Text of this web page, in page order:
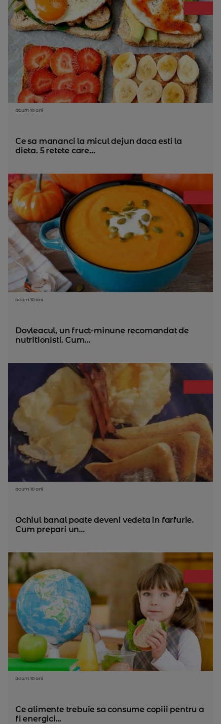
acum 10 ani
Ce sa mananci la micul dejun daca esti la
dieta. 5 retete care...
acum 10 ani
Dovleacul, un fruct-minune recomandat de
nutritionisti. Cum...
acum 10 ani
Ochiul banal poate deveni vedeta in farfurie.
Cum prepari un...
acum 10 ani
Ce alimente trebuie sa consume copiii pentru a
fi energici...